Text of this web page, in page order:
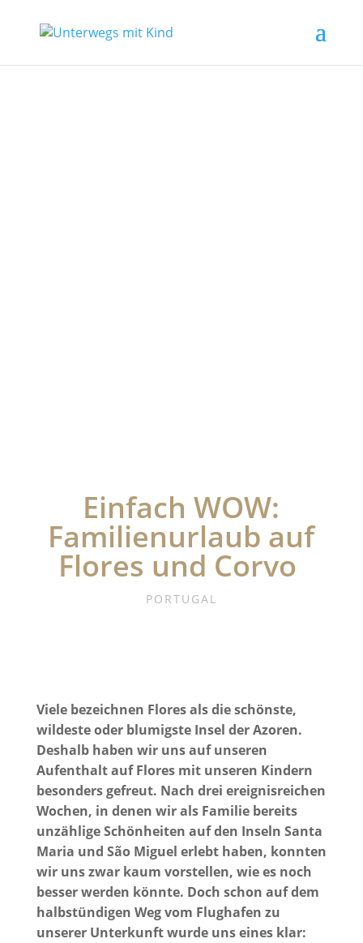
Einfach WOW:
Familienurlaub auf
Flores und Corvo
PORTUGAL
Viele bezeichnen Flores als die schönste,
wildeste oder blumigste Insel der Azoren.
Deshalb haben wir uns auf unseren
Aufenthalt auf Flores mit unseren Kindern
besonders gefreut. Nach drei ereignisreichen
Wochen, in denen wir als Familie bereits
unzählige Schönheiten auf den Inseln Santa
Maria und São Miguel erlebt haben, konnten
wir uns zwar kaum vorstellen, wie es noch
besser werden könnte. Doch schon auf dem
halbstündigen Weg vom Flughafen zu
unserer Unterkunft wurde uns eines klar: